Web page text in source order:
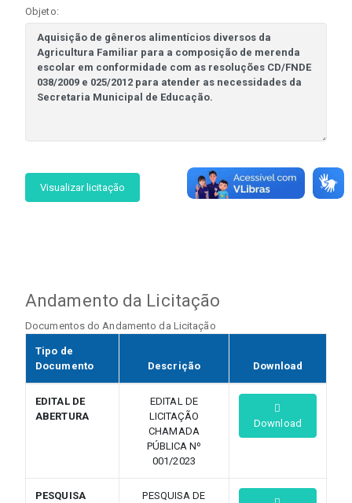
Objeto:
Visualizar licitação
Andamento da Licitação
Documentos do Andamento da Licitação
Tipo de
Documento
Descrição Download
EDITAL DE
ABERTURA
EDITAL DE
LICITAÇÃO
CHAMADA
PÚBLICA Nº
001/2023
Download
PESQUISA
PESQUISA DE